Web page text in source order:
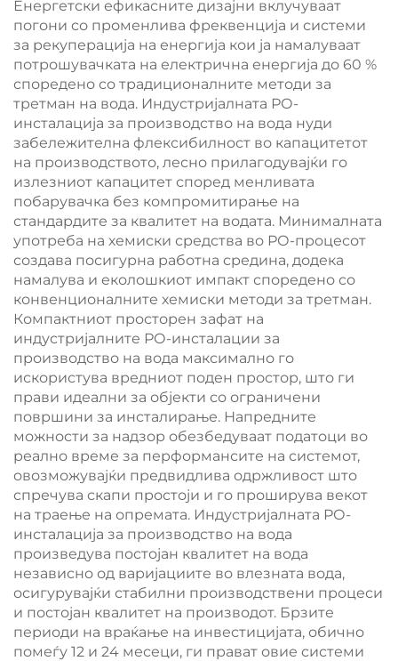
Енергетски ефикасните дизајни вклучуваат
погони со променлива фреквенција и системи
за рекуперација на енергија кои ја намалуваат
потрошувачката на електрична енергија до 60 %
споредено со традиционалните методи за
третман на вода. Индустријалната РО-
инсталација за производство на вода нуди
забележителна флексибилност во капацитетот
на производството, лесно прилагодувајќи го
излезниот капацитет според менливата
побарувачка без компромитирање на
стандардите за квалитет на водата. Минималната
употреба на хемиски средства во РО-процесот
создава посигурна работна средина, додека
намалува и еколошкиот импакт споредено со
конвенционалните хемиски методи за третман.
Компактниот просторен зафат на
индустријалните РО-инсталации за
производство на вода максимално го
искористува вредниот поден простор, што ги
прави идеални за објекти со ограничени
површини за инсталирање. Напредните
можности за надзор обезбедуваат податоци во
реално време за перформансите на системот,
овозможувајќи предвидлива одржливост што
спречува скапи простоји и го проширува векот
на траење на опремата. Индустријалната РО-
инсталација за производство на вода
произведува постојан квалитет на вода
независно од варијациите во влезната вода,
осигурувајќи стабилни производствени процеси
и постојан квалитет на производот. Брзите
периоди на враќање на инвестицијата, обично
помеѓу 12 и 24 месеци, ги прават овие системи